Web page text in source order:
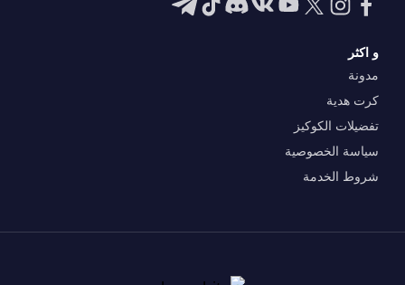
و اكثر
مدونة
كرت هدية
تفضيلات الكوكيز
سياسة الخصوصية
شروط الخدمة